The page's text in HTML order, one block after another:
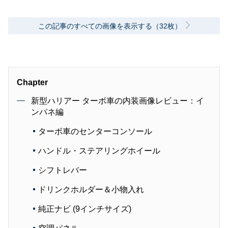
この記事のすべての画像を表示する（32枚）
Chapter
新型ハリアー ターボ車の内装画像レビュー：イ
ンパネ編
ターボ車のセンターコンソール
ハンドル・ステアリングホイール
シフトレバー
ドリンクホルダー＆小物入れ
純正ナビ (9インチサイズ)